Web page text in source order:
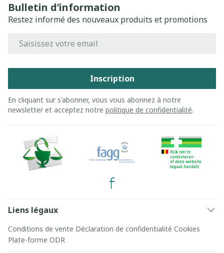
Bulletin d’information
Restez informé des nouveaux produits et promotions
Inscription
En cliquant sur s'abonner, vous vous abonnez à notre
newsletter et acceptez notre politique de confidentialité.
Liens légaux
Conditions de vente Déclaration de confidentialité Cookies
Plate-forme ODR